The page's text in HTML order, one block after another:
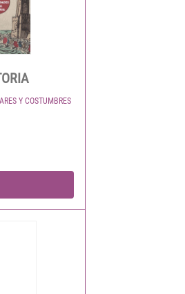
Y COSTUMBRES